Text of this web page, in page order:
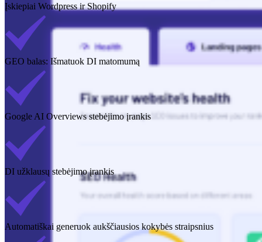
Įskiepiai Wordpress ir Shopify
GEO balas: Išmatuok DI matomumą
Google AI Overviews stebėjimo įrankis
DI užklausų stebėjimo įrankis
Automatiškai generuok aukščiausios kokybės straipsnius